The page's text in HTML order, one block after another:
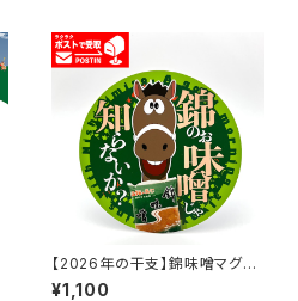
【2026年の干支】錦味噌マグネ
ットステッカー【午年】
¥1,100